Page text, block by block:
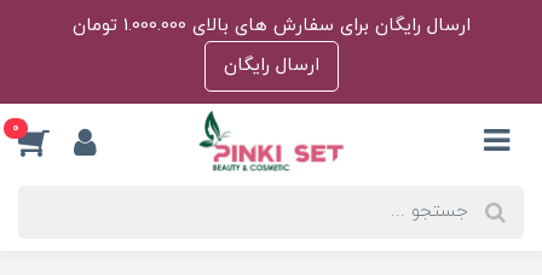
ارسال رایگان برای سفارش های بالای 1.000.000 تومان
ارسال رایگان
0